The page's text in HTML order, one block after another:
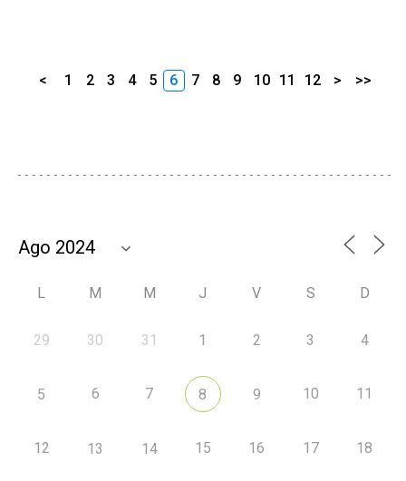
< 1 2 3 4 5 6 7 8 9 10 11 12 > >>
L M M J V S D
29 30 31 1 2 3 4
5 6 7 8 9 10 11
12 13 14 15 16 17 18